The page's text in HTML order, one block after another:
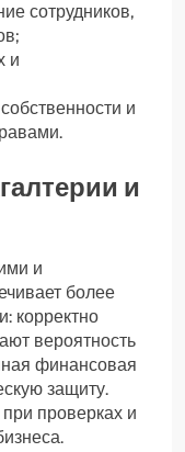
сотрудников,
и
и
и
и
более
корректно
вероятность
финансовая
защиту.
проверках и